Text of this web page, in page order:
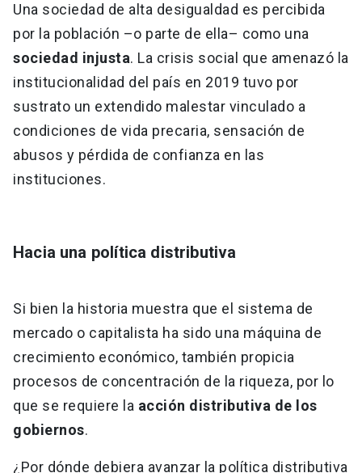
Una sociedad de alta desigualdad es percibida
por la población –o parte de ella– como una
sociedad injusta. La crisis social que amenazó la
institucionalidad del país en 2019 tuvo por
sustrato un extendido malestar vinculado a
condiciones de vida precaria, sensación de
abusos y pérdida de confianza en las
instituciones.
Hacia una política distributiva
Si bien la historia muestra que el sistema de
mercado o capitalista ha sido una máquina de
crecimiento económico, también propicia
procesos de concentración de la riqueza, por lo
que se requiere la acción distributiva de los
gobiernos.
¿Por dónde debiera avanzar la política distributiva